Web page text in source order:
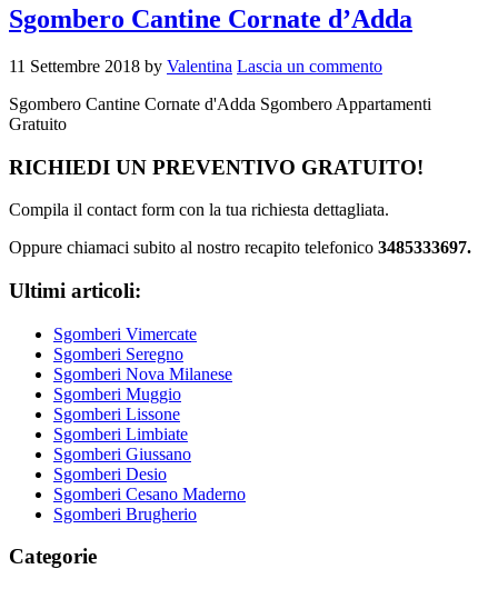
Sgombero Cantine Cornate d’Adda
11 Settembre 2018 by Valentina Lascia un commento
Sgombero Cantine Cornate d'Adda Sgombero Appartamenti
Gratuito
Barra
laterale
primaria
RICHIEDI UN PREVENTIVO GRATUITO!
Compila il contact form con la tua richiesta dettagliata.
Oppure chiamaci subito al nostro recapito telefonico 3485333697.
Ultimi articoli:
Sgomberi Vimercate
Sgomberi Seregno
Sgomberi Nova Milanese
Sgomberi Muggio
Sgomberi Lissone
Sgomberi Limbiate
Sgomberi Giussano
Sgomberi Desio
Sgomberi Cesano Maderno
Sgomberi Brugherio
Categorie